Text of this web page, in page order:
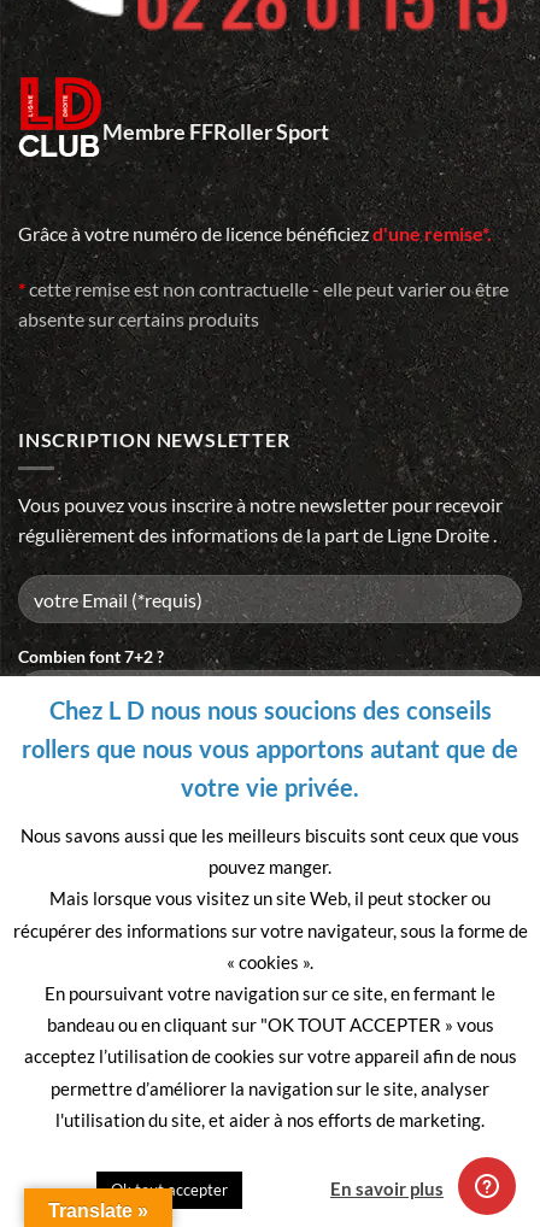
Membre FFRoller Sport
Grâce à votre numéro de licence bénéficiezd'une remise*.
*cette remise est non contractuelle - elle peut varier ou être
absente sur certains produits
INSCRIPTION NEWSLETTER
Vous pouvez vous inscrire à notre newsletter pour recevoir
régulièrement des informations de la part de Ligne Droite .
Combien font 7+2 ?
Please
field
Visa
PayPal MasterCard
MENTIONS LÉGALES
Copyright 2026 ©LIGNE DROITE
Site Imaginé parDigital Story.fr
Chez L D nous nous soucions des conseils
rollers que nous vous apportons autant que de
votre vie privée.
Nous savons aussi que les meilleurs biscuits sont ceux que vous
pouvez manger.
Mais lorsque vous visitez un site Web, il peut stocker ou
récupérer des informations sur votre navigateur, sous la forme de
« cookies ».
En poursuivant votre navigation sur ce site, en fermant le
bandeau ou en cliquant sur "OK TOUT ACCEPTER » vous
acceptez l’utilisation de cookies sur votre appareil afin de nous
permettre d’améliorer la navigation sur le site, analyser
l'utilisation du site, et aider à nos efforts de marketing.
Ok tout accepter En savoir plus
Translate »